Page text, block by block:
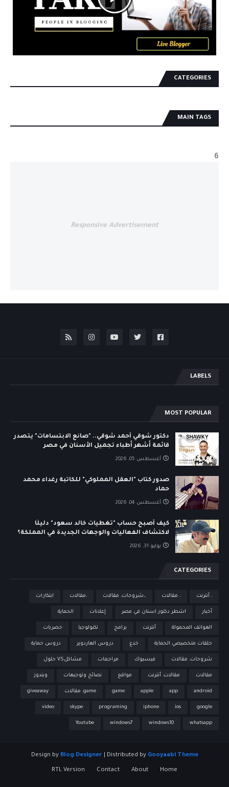
CATEGORIES
MAIN TAGS
6
Responsive Advertisement
LABELS
MOST POPULAR
دكتور شوقي أحمد شوقي.. "صانع الابتسامات" يتصدر
قائمة أشهر أطباء تجميل الأسنان في مصر
أغسطس 05, 2026
صدور كتاب "العقل المملوكي" للكاتبة رغداء محمد
حماد
أغسطس 04, 2026
كيف أصبح حساب "تغطيات خالد سعود" دليلًا
لاكتشاف الفعاليات والوجهات الجديدة في المملكة؟
يوليو 31, 2026
CATEGORIES
، أنترنت ، مقالات ،،شروحات، مقالات ،مقالات ابتكارات
أخبار اشطر دكتور اسنان في مصر إعلانات الحماية
الهواتف المحمولة أنترنت برامج تكنولوجيا حصريات
حلقات متخصيصي الحماية خدع دروس الهاردوير دروس حماية
شروحات، مقالات فيسبوك مراجعات مشاكلVS حلول
مقالات مقالات، أنترنت مواقع نصائح وتوجيهات ويندوز
android
app
apple
game game، مقالات giveaway
google
ios
iphone
programing
skype
video
whatsapp
windows10
windows7
Youtube
Design by Blog Designer| Distributed by Gooyaabi Theme
Home
About
Contact
RTL Version